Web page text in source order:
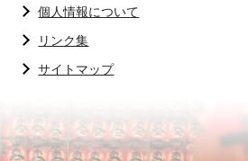
個人情報について
リンク集
サイトマップ